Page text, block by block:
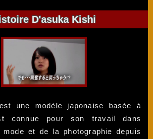
D'asuka Kishi
une modèle japonaise basée à
connue pour son travail dans
et de la photographie depuis